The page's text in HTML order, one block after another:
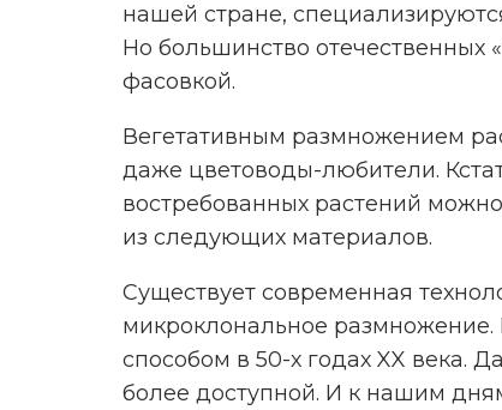
нашей стране,
Но большинство отечественных
фасовкой.
Вегетативным размножением
даже цветоводы-любители.
востребованных растений
из следующих материалов.
Существует современная
микроклональное
способом в 50-х годах XX века.
более доступной. И к нашим